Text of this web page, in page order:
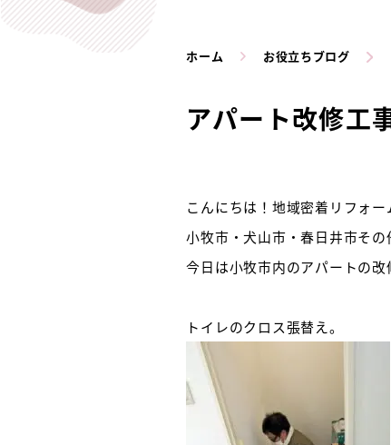
ホーム お役立ちブログ
アパート改修工
こんにちは！地域密着リフォ
小牧市・犬山市・春日井市そ
今日は小牧市内のアパートの改
トイレのクロス張